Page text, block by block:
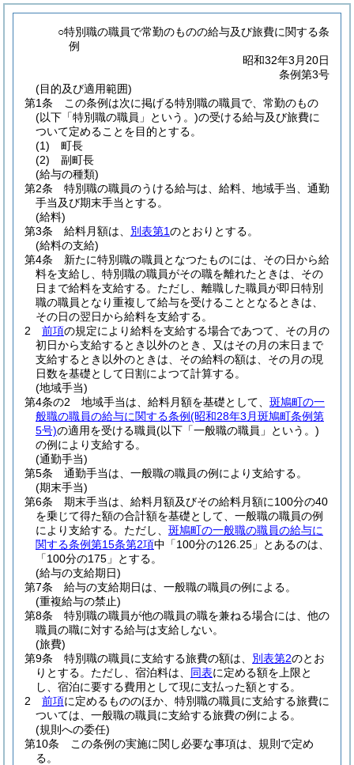
○特別職の職員で常勤のものの給与及び旅費に関する条
例
昭和32年3月20日
条例第3号
(目的及び適用範囲)
第1条
この条例は次に掲げる特別職の職員で、常勤のもの
(以下「特別職の職員」という。)の受ける給与及び旅費に
ついて定めることを目的とする。
(1)
町長
(2)
副町長
(給与の種類)
第2条
特別職の職員のうける給与は、給料、地域手当、通勤
手当及び期末手当とする。
(給料)
第3条
給料月額は、 別表第1のとおりとする。
(給料の支給)
第4条
新たに特別職の職員となつたものには、その日から給
料を支給し、特別職の職員がその職を離れたときは、その
日まで給料を支給する。 ただし、離職した職員が即日特別
職の職員となり重複して給与を受けることとなるときは、
その日の翌日から給料を支給する。
2
前項の規定により給料を支給する場合であつて、その月の
初日から支給するとき以外のとき、又はその月の末日まで
支給するとき以外のときは、その給料の額は、その月の現
日数を基礎として日割によつて計算する。
(地域手当)
第4条の2
地域手当は、給料月額を基礎として、 斑鳩町の一
般職の職員の給与に関する条例(昭和28年3月斑鳩町条例第
5号)の適用を受ける職員(以下「一般職の職員」という。)
の例により支給する。
(通勤手当)
第5条
通勤手当は、一般職の職員の例により支給する。
(期末手当)
第6条
期末手当は、給料月額及びその給料月額に100分の40
を乗じて得た額の合計額を基礎として、一般職の職員の例
により支給する。 ただし、 斑鳩町の一般職の職員の給与に
関する条例第15条第2項中「100分の126.25」とあるのは、
「100分の175」とする。
(給与の支給期日)
第7条
給与の支給期日は、一般職の職員の例による。
(重複給与の禁止)
第8条
特別職の職員が他の職員の職を兼ねる場合には、他の
職員の職に対する給与は支給しない。
(旅費)
第9条
特別職の職員に支給する旅費の額は、 別表第2のとお
りとする。 ただし、宿泊料は、 同表に定める額を上限と
し、宿泊に要する費用として現に支払った額とする。
2
前項に定めるもののほか、特別職の職員に支給する旅費に
ついては、一般職の職員に支給する旅費の例による。
(規則への委任)
第10条
この条例の実施に関し必要な事項は、規則で定め
る。